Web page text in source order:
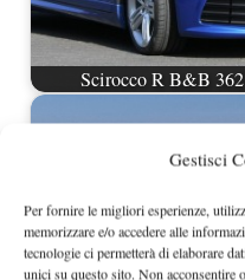
Gestisci
Per fornire le migliori esperienze,
memorizzare e/o accedere alle
tecnologie ci permetterà di elaborare
unici su questo sito. Non acconsentire
Scirocco R B&B